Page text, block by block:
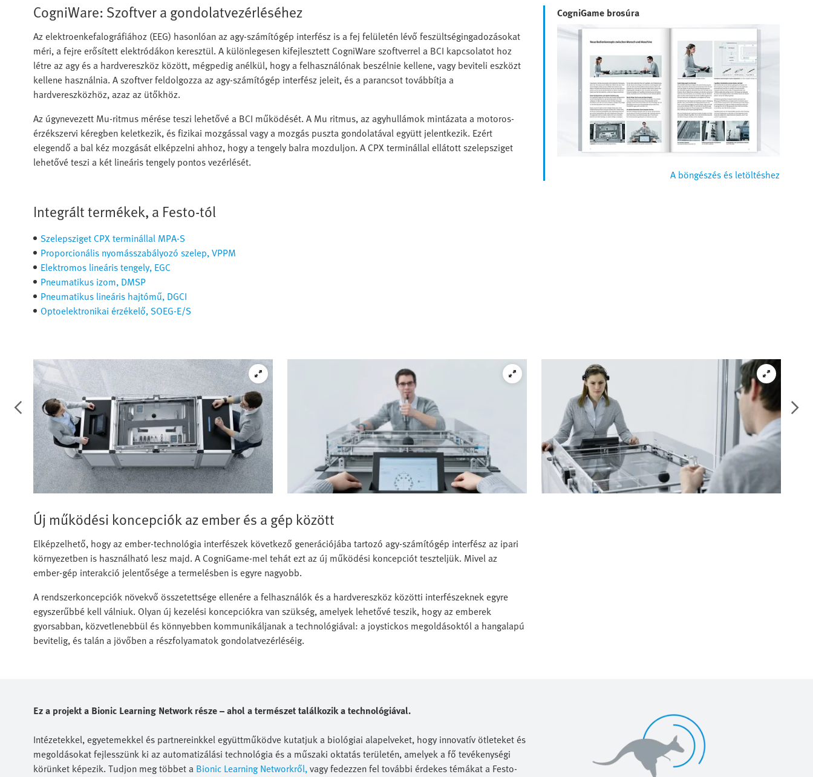
CogniWare: Szoftver a gondolatvezérléséhez
Az elektroenkefalográfiához (EEG) hasonlóan az agy-számítógép interfész is a fej felületén lévő feszültségingadozásokat
méri, a fejre erősített elektródákon keresztül. A különlegesen kifejlesztett CogniWare szoftverrel a BCI kapcsolatot hoz
létre az agy és a hardvereszköz között, mégpedig anélkül, hogy a felhasználónak beszélnie kellene, vagy beviteli eszközt
kellene használnia. A szoftver feldolgozza az agy-számítógép interfész jeleit, és a parancsot továbbítja a
hardvereszközhöz, azaz az ütőkhöz.
Az úgynevezett Mu-ritmus mérése teszi lehetővé a BCI működését. A Mu ritmus, az agyhullámok mintázata a motoros-
érzékszervi kéregben keletkezik, és fizikai mozgással vagy a mozgás puszta gondolatával együtt jelentkezik. Ezért
elegendő a bal kéz mozgását elképzelni ahhoz, hogy a tengely balra mozduljon. A CPX terminállal ellátott szelepsziget
lehetővé teszi a két lineáris tengely pontos vezérlését.
CogniGame brosúra
A böngészés és letöltéshez
Integrált termékek, a Festo-tól
Szelepsziget CPX terminállal MPA-S
Proporcionális nyomásszabályozó szelep, VPPM
Elektromos lineáris tengely, EGC
Pneumatikus izom, DMSP
Pneumatikus lineáris hajtómű, DGCI
Optoelektronikai érzékelő, SOEG-E/S
Új működési koncepciók az ember és a gép között
Elképzelhető, hogy az ember-technológia interfészek következő generációjába tartozó agy-számítógép interfész az ipari
környezetben is használható lesz majd. A CogniGame-mel tehát ezt az új működési koncepciót teszteljük. Mivel az
ember-gép interakció jelentősége a termelésben is egyre nagyobb.
A rendszerkoncepciók növekvő összetettsége ellenére a felhasználók és a hardvereszköz közötti interfészeknek egyre
egyszerűbbé kell válniuk. Olyan új kezelési koncepciókra van szükség, amelyek lehetővé teszik, hogy az emberek
gyorsabban, közvetlenebbül és könnyebben kommunikáljanak a technológiával: a joystickos megoldásoktól a hangalapú
bevitelig, és talán a jövőben a részfolyamatok gondolatvezérléséig.
Ez a projekt a Bionic Learning Network része – ahol a természet találkozik a technológiával.
Intézetekkel, egyetemekkel és partnereinkkel együttműködve kutatjuk a biológiai alapelveket, hogy innovatív ötleteket és
megoldásokat fejlesszünk ki az automatizálási technológia és a műszaki oktatás területén, amelyek a fő tevékenységi
körünket képezik. Tudjon meg többet a Bionic Learning Networkről,vagy fedezzen fel további érdekes témákat a Festo-